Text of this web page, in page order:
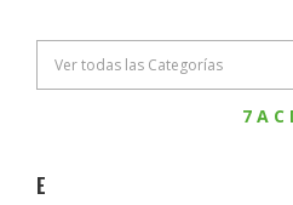
7 A C
E